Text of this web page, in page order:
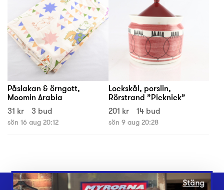
Påslakan & örngott,
Moomin Arabia
31 kr
3 bud
sön 16 aug 20:12
Lockskål, porslin,
Rörstrand ”Picknick”
201 kr
14 bud
sön 9 aug 20:28
Stäng